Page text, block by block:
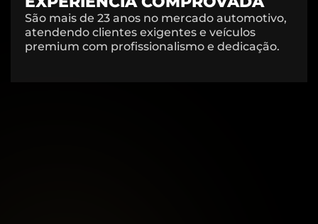
São mais de 23 anos no mercado automotivo,
atendendo clientes exigentes e veículos
premium com profissionalismo e dedicação.